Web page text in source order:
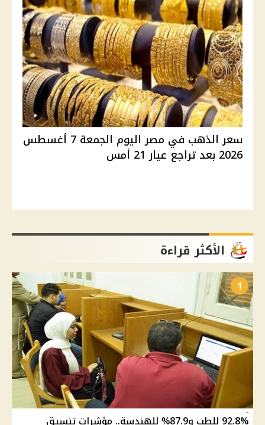
سعر الذهب في مصر اليوم الجمعة 7 أغسطس
2026 بعد تراجع عيار 21 أمس
الأكثر قراءة
1
92.8% للطب و87.9% للهندسة.. مؤشرات تنسيق